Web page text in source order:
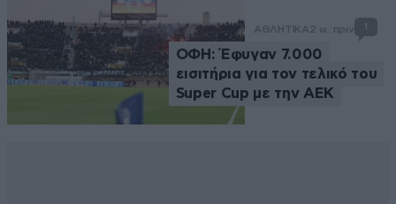
ΑΘΛΗΤΙΚΑ2 ω. πριν
ΟΦΗ: Έφυγαν 7.000
εισιτήρια για τον τελικό του
Super Cup με την ΑΕΚ